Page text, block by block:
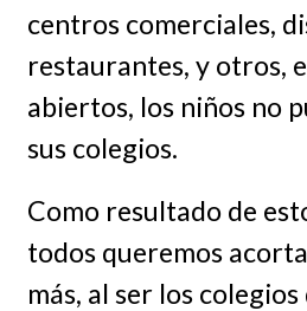
centros comerciales,
restaurantes, y otros,
abiertos, los niños no
sus colegios.
Como resultado de
todos queremos
más, al ser los